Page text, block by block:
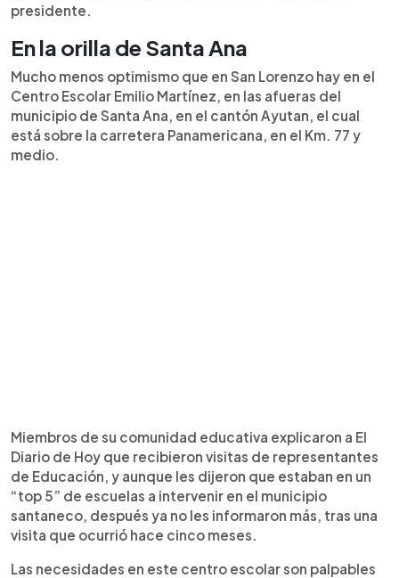
presidente.
En la orilla de Santa Ana
Mucho menos optimismo que en San Lorenzo hay en el
Centro Escolar Emilio Martínez, en las afueras del
municipio de Santa Ana, en el cantón Ayutan, el cual
está sobre la carretera Panamericana, en el Km. 77 y
medio.
Miembros de su comunidad educativa explicaron a El
Diario de Hoy que recibieron visitas de representantes
de Educación, y aunque les dijeron que estaban en un
“top 5” de escuelas a intervenir en el municipio
santaneco, después ya no les informaron más, tras una
visita que ocurrió hace cinco meses.
Las necesidades en este centro escolar son palpables